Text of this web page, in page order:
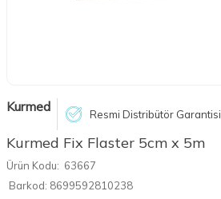
Kurmed Resmi Distribütör Garantisi
Kurmed Fix Flaster 5cm x 5m
Ürün Kodu: 63667
Barkod: 8699592810238